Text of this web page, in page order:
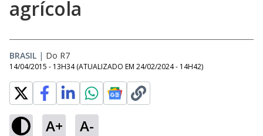
agrícola
BRASIL | Do R7
14/04/2015 - 13H34 (ATUALIZADO EM 24/02/2024 - 14H42)
A+ A-